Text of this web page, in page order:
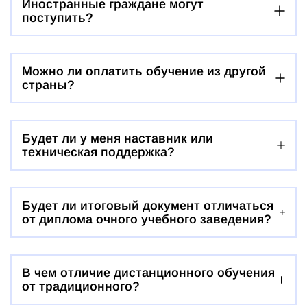
Иностранные граждане могут
поступить?
Можно ли оплатить обучение из другой
страны?
Будет ли у меня наставник или
техническая поддержка?
Будет ли итоговый документ отличаться
от диплома очного учебного заведения?
В чем отличие дистанционного обучения
от традиционного?